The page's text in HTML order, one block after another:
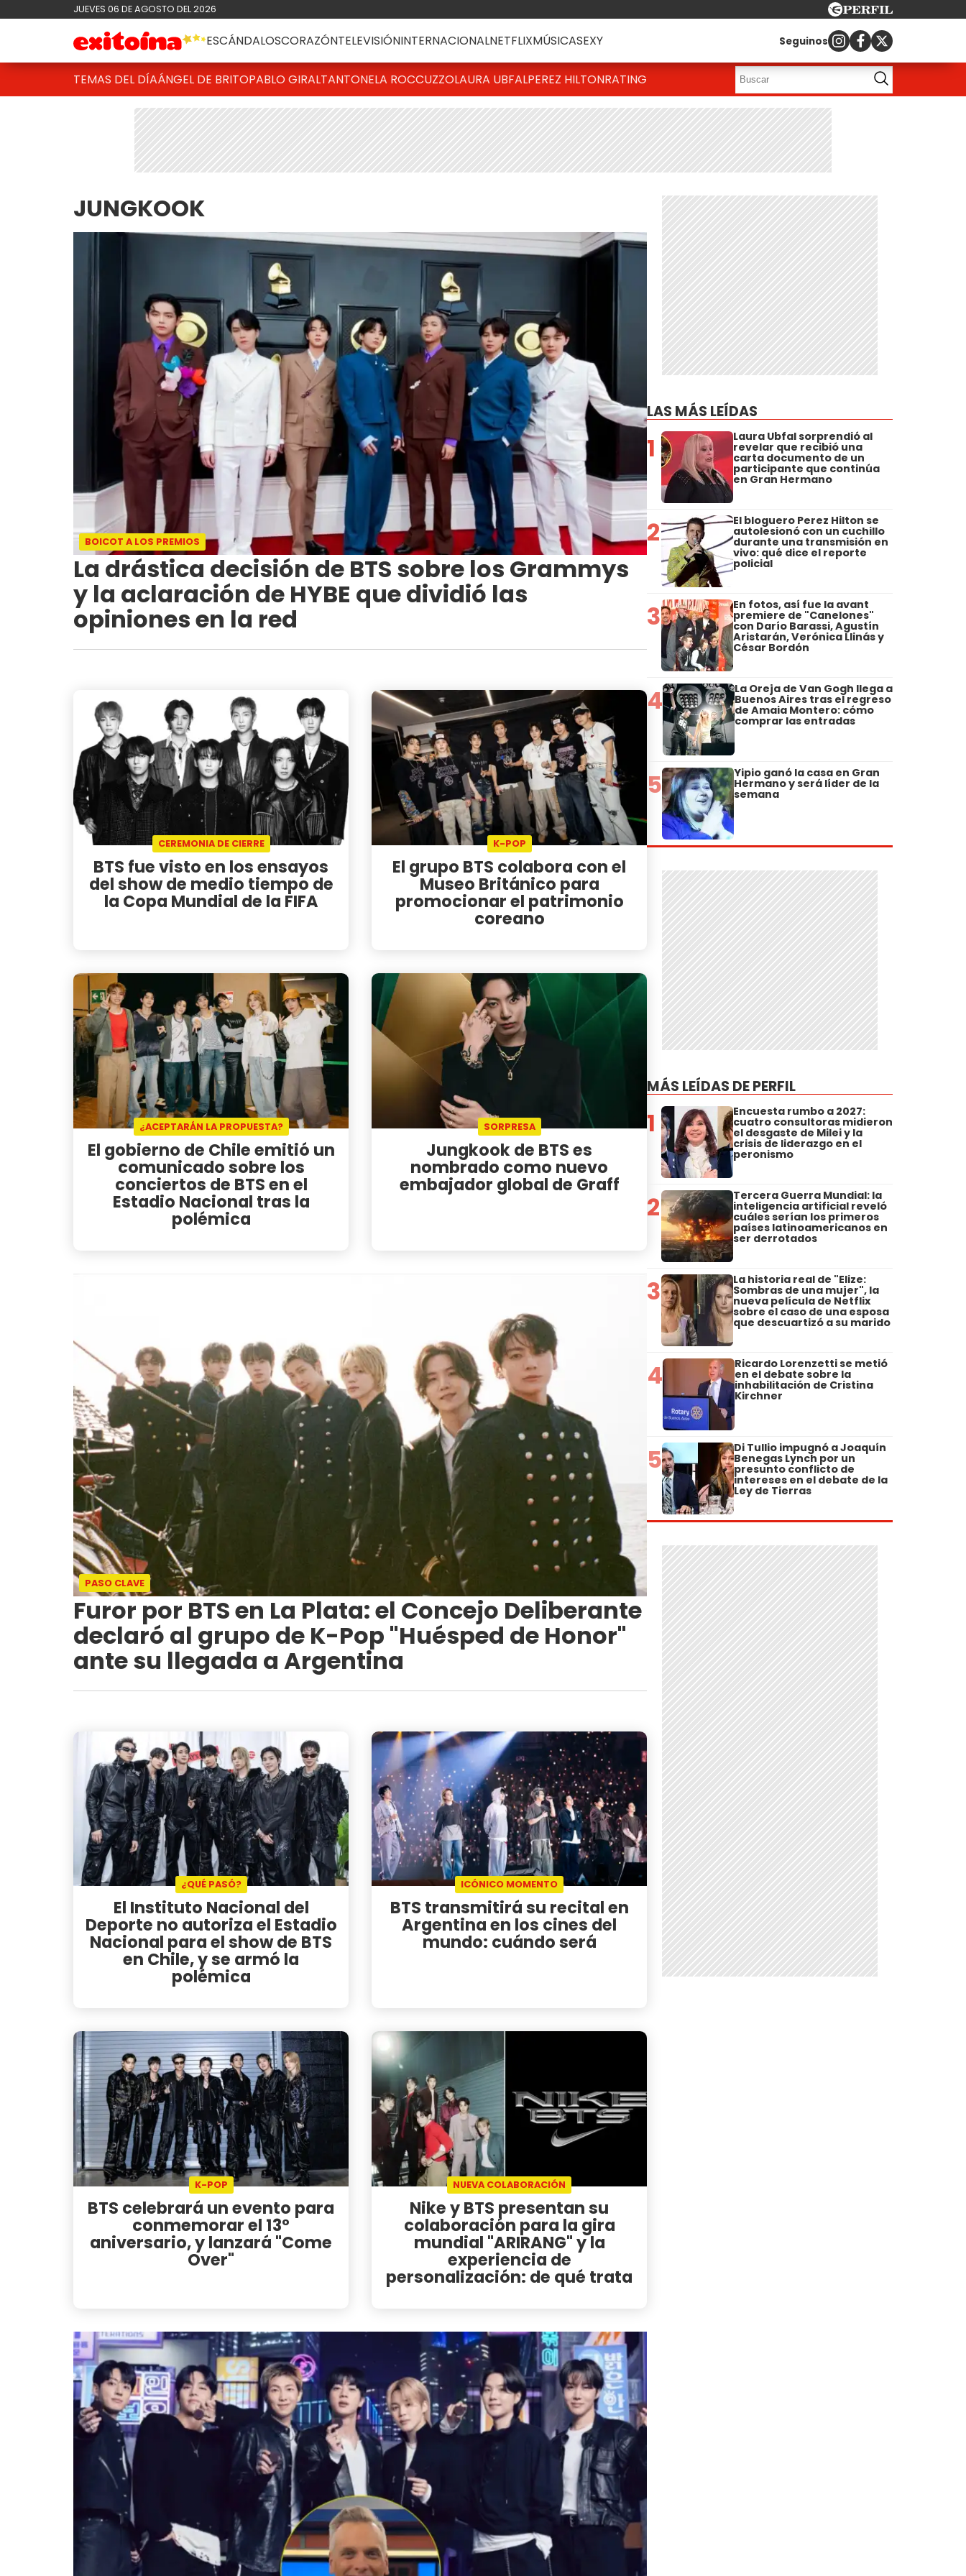
JUEVES 06 DE AGOSTO DEL 2026
ESCÁNDALOSCORAZÓNTELEVISIÓNINTERNACIONALNETFLIXMÚSICASEXY Seguinos
TEMAS DEL DÍAÁNGEL DE BRITOPABLO GIRALTANTONELA ROCCUZZOLAURA UBFALPEREZ HILTONRATING
JUNGKOOK
BOICOT A LOS PREMIOS
La drástica decisión de BTS sobre los Grammys
y la aclaración de HYBE que dividió las
opiniones en la red
CEREMONIA DE CIERRE
BTS fue visto en los ensayos
del show de medio tiempo de
la Copa Mundial de la FIFA
K-POP
El grupo BTS colabora con el
Museo Británico para
promocionar el patrimonio
coreano
¿ACEPTARÁN LA PROPUESTA?
El gobierno de Chile emitió un
comunicado sobre los
conciertos de BTS en el
Estadio Nacional tras la
polémica
SORPRESA
Jungkook de BTS es
nombrado como nuevo
embajador global de Graff
PASO CLAVE
Furor por BTS en La Plata: el Concejo Deliberante
declaró al grupo de K-Pop "Huésped de Honor"
ante su llegada a Argentina
¿QUÉ PASÓ?
El Instituto Nacional del
Deporte no autoriza el Estadio
Nacional para el show de BTS
en Chile, y se armó la
polémica
ICÓNICO MOMENTO
BTS transmitirá su recital en
Argentina en los cines del
mundo: cuándo será
K-POP
BTS celebrará un evento para
conmemorar el 13°
aniversario, y lanzará "Come
Over"
NUEVA COLABORACIÓN
Nike y BTS presentan su
colaboración para la gira
mundial "ARIRANG" y la
experiencia de
personalización: de qué trata
LAS MÁS LEÍDAS
1 Laura Ubfal sorprendió al
revelar que recibió una
carta documento de un
participante que continúa
en Gran Hermano
2 El bloguero Perez Hilton se
autolesionó con un cuchillo
durante una transmisión en
vivo: qué dice el reporte
policial
3 En fotos, así fue la avant
premiere de "Canelones"
con Darío Barassi, Agustín
Aristarán, Verónica Llinás y
César Bordón
4 La Oreja de Van Gogh llega a
Buenos Aires tras el regreso
de Amaia Montero: cómo
comprar las entradas
5 Yipio ganó la casa en Gran
Hermano y será líder de la
semana
MÁS LEÍDAS DE PERFIL
1 Encuesta rumbo a 2027:
cuatro consultoras midieron
el desgaste de Milei y la
crisis de liderazgo en el
peronismo
2 Tercera Guerra Mundial: la
inteligencia artificial reveló
cuáles serían los primeros
países latinoamericanos en
ser derrotados
3 La historia real de "Elize:
Sombras de una mujer", la
nueva película de Netflix
sobre el caso de una esposa
que descuartizó a su marido
4 Ricardo Lorenzetti se metió
en el debate sobre la
inhabilitación de Cristina
Kirchner
5 Di Tullio impugnó a Joaquín
Benegas Lynch por un
presunto conflicto de
intereses en el debate de la
Ley de Tierras